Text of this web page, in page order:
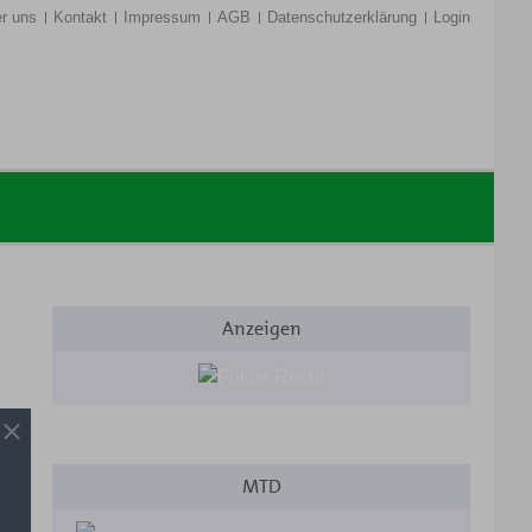
uns Kontakt Impressum AGB Datenschutzerklärung Login
Anzeigen
MTD